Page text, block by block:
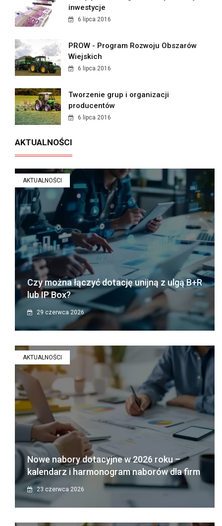
inwestycje
6 lipca 2016
PROW - Program Rozwoju Obszarów
Wiejskich
6 lipca 2016
Tworzenie grup i organizacji
producentów
6 lipca 2016
AKTUALNOŚCI
AKTUALNOŚCI
Czy można łączyć dotację unijną z ulgą B+R
lub IP Box?
29 czerwca 2026
AKTUALNOŚCI
Nowe nabory dotacyjne w 2026 roku –
kalendarz i harmonogram naborów dla firm
23 czerwca 2026